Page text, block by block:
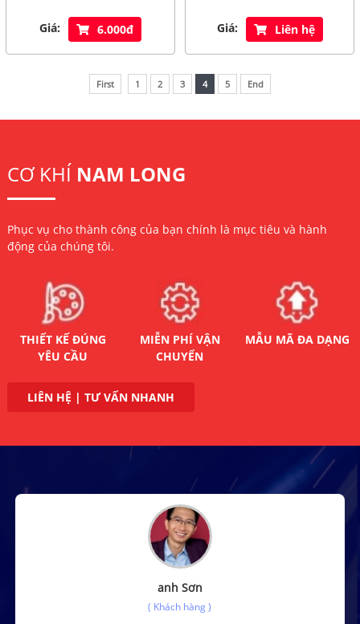
Giá: 6.000đ Giá: Liên hệ
First 1 2 3 4 5 End
CƠ KHÍ NAM LONG
Phục vụ cho thành công của bạn chính là mục tiêu và hành
động của chúng tôi.
THIẾT KẾ ĐÚNG
YÊU CẦU
MIỄN PHÍ VẬN
CHUYỂN
MẪU MÃ ĐA DẠNG
LIÊN HỆ | TƯ VẤN NHANH
anh Sơn
( Khách hàng )